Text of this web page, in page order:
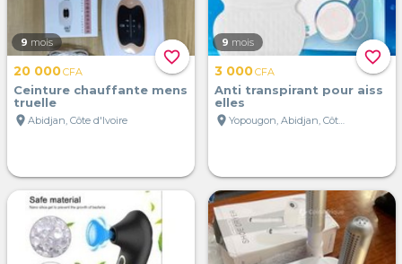
favorite_border
9 mois
20 000CFA
Ceinture chauffante mens
truelle
location_on Abidjan, Côte d'Ivoire
favorite_border
9 mois
3 000CFA
Anti transpirant pour aiss
elles
location_on
Yopougon, Abidjan, Côte d'Ivoire